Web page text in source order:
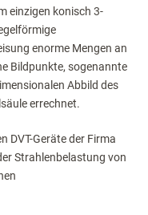
einzigen konisch 3-
enorme Mengen an
Bildpunkte, sogenannte
Abbild des
errechnet.
DVT-Geräte der Firma
Strahlenbelastung von